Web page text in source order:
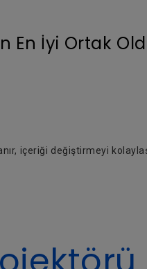
En İyi Ortak
içeriği değiştirmeyi